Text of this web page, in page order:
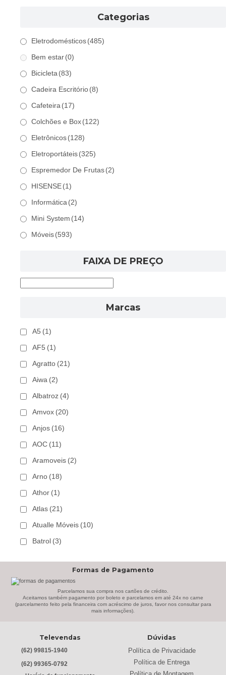
Categorias
Eletrodomésticos (485)
Bem estar (0)
Bicicleta (83)
Cadeira Escritório (8)
Cafeteira (17)
Colchões e Box (122)
Eletrônicos (128)
Eletroportáteis (325)
Espremedor De Frutas (2)
HISENSE (1)
Informática (2)
Mini System (14)
Móveis (593)
FAIXA DE PREÇO
Marcas
A5 (1)
AF5 (1)
Agratto (21)
Aiwa (2)
Albatroz (4)
Amvox (20)
Anjos (16)
AOC (11)
Aramoveis (2)
Arno (18)
Athor (1)
Atlas (21)
Atualle Móveis (10)
Batrol (3)
Bem Estar Clima (2)
Bem Estar Estofados (3)
Bertolini (2)
Best (9)
Formas de Pagamento
Parcelamos sua compra nos cartões de crédito.
Aceitamos também pagamento por boleto e parcelamos em até 24x no carne
(parcelamento feito pela financeira com acréscimo de juros, favor nos consultar para
mais informações).
Televendas
(62) 99815-1940
(62) 99365-0792
Dúvidas
Política de Privacidade
Política de Entrega